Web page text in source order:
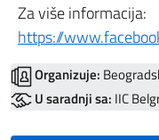
Za više informacija:
https://
Organizuje:
U saradnji sa: IIC